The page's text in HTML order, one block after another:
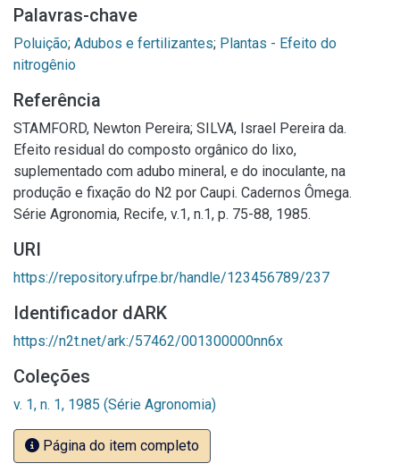
Palavras-chave
Poluição; Adubos e fertilizantes; Plantas - Efeito do
nitrogênio
Referência
STAMFORD, Newton Pereira; SILVA, Israel Pereira da.
Efeito residual do composto orgânico do lixo,
suplementado com adubo mineral, e do inoculante, na
produção e fixação do N2 por Caupi. Cadernos Ômega.
Série Agronomia, Recife, v.1, n.1, p. 75-88, 1985.
URI
https://repository.ufrpe.br/handle/123456789/237
Identificador dARK
https://n2t.net/ark:/57462/001300000nn6x
Coleções
v. 1, n. 1, 1985 (Série Agronomia)
Página do item completo